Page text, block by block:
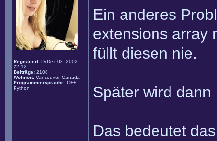
Registriert: Di Dez 03, 2002
22:12
Beiträge: 2108
Wohnort: Vancouver, Canada
Programmiersprache: C++,
Python
Ein anderes
extensions array
füllt diesen nie.
Später wird
Das bedeutet